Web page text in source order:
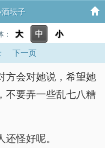
坛子
大 中 小
下一页
方会对她说，希望她
不要弄一些乱七八糟
怪好呢。